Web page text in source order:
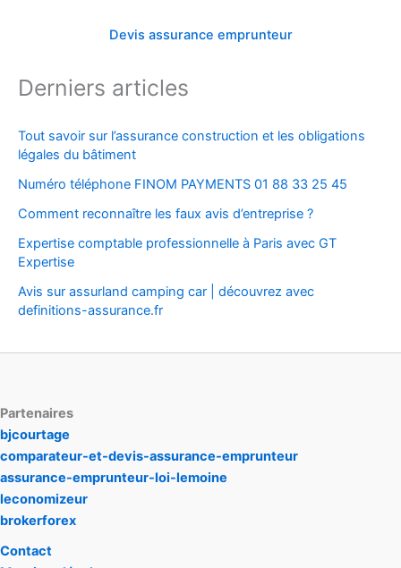
Devis assurance emprunteur
Derniers articles
Tout savoir sur l’assurance construction et les obligations
légales du bâtiment
Numéro téléphone FINOM PAYMENTS 01 88 33 25 45
Comment reconnaître les faux avis d’entreprise ?
Expertise comptable professionnelle à Paris avec GT
Expertise
Avis sur assurland camping car | découvrez avec
definitions-assurance.fr
Partenaires
bjcourtage
comparateur-et-devis-assurance-emprunteur
assurance-emprunteur-loi-lemoine
leconomizeur
brokerforex
Contact